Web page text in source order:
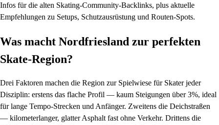
Infos für die alten Skating-Community-Backlinks, plus aktuelle
Empfehlungen zu Setups, Schutzausrüstung und Routen-Spots.
Was macht Nordfriesland zur perfekten
Skate-Region?
Drei Faktoren machen die Region zur Spielwiese für Skater jeder
Disziplin: erstens das flache Profil — kaum Steigungen über 3%, ideal
für lange Tempo-Strecken und Anfänger. Zweitens die Deichstraßen
— kilometerlanger, glatter Asphalt fast ohne Verkehr. Drittens die